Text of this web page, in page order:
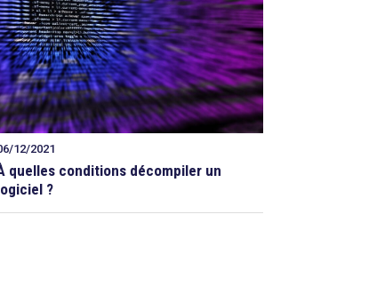
12/2021
quelles conditions décompiler un
?